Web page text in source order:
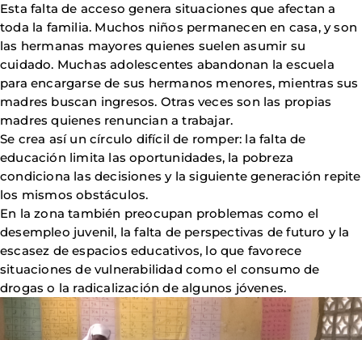
Esta falta de acceso genera situaciones que afectan a
toda la familia. Muchos niños permanecen en casa, y son
las hermanas mayores quienes suelen asumir su
cuidado. Muchas adolescentes abandonan la escuela
para encargarse de sus hermanos menores, mientras sus
madres buscan ingresos. Otras veces son las propias
madres quienes renuncian a trabajar.
Se crea así un círculo difícil de romper: la falta de
educación limita las oportunidades, la pobreza
condiciona las decisiones y la siguiente generación repite
los mismos obstáculos.
En la zona también preocupan problemas como el
desempleo juvenil, la falta de perspectivas de futuro y la
escasez de espacios educativos, lo que favorece
situaciones de vulnerabilidad como el consumo de
drogas o la radicalización de algunos jóvenes.
Imagen